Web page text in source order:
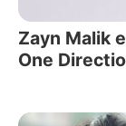
Zayn Malik
One